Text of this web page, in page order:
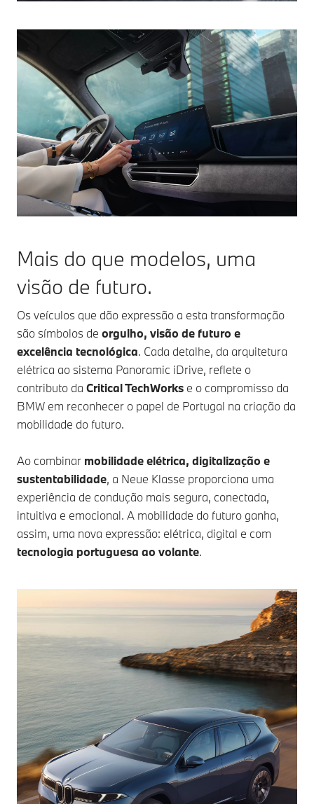
Mais do que modelos, uma
visão de futuro.
Os veículos que dão expressão a esta transformação
são símbolos de orgulho, visão de futuro e
excelência tecnológica. Cada detalhe, da arquitetura
elétrica ao sistema Panoramic iDrive, reflete o
contributo da Critical TechWorks e o compromisso da
BMW em reconhecer o papel de Portugal na criação da
mobilidade do futuro.
Ao combinar mobilidade elétrica, digitalização e
sustentabilidade, a Neue Klasse proporciona uma
experiência de condução mais segura, conectada,
intuitiva e emocional. A mobilidade do futuro ganha,
assim, uma nova expressão: elétrica, digital e com
tecnologia portuguesa ao volante.